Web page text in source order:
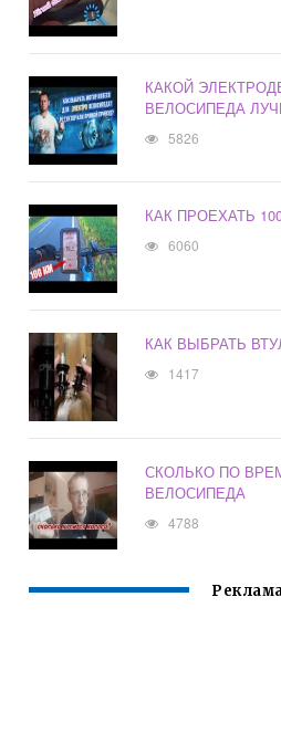
КАКОЙ
ВЕЛОСИПЕДА
5826
КАК ПРОЕХАТЬ
6060
КАК ВЫБРАТЬ
1417
СКОЛЬКО ПО
ВЕЛОСИПЕДА
4788